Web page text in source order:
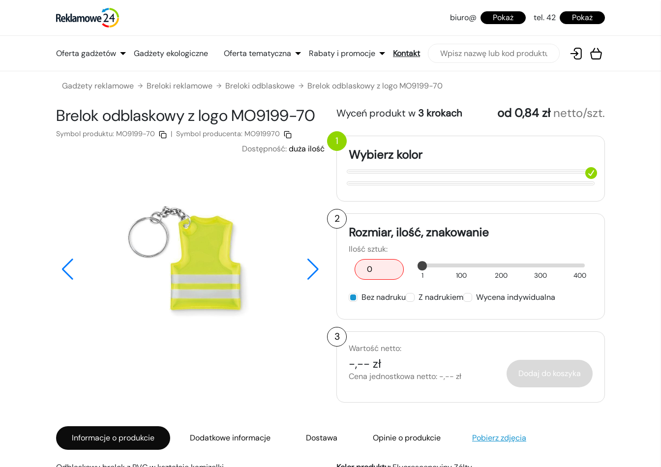
biuro@ Pokaż tel. 42 Pokaż
Oferta gadżetów Gadżety ekologiczne Oferta tematyczna Rabaty i promocje Kontakt
Gadżety reklamowe → Breloki reklamowe → Breloki odblaskowe → Brelok odblaskowy z logo MO9199-70
Brelok odblaskowyz logo MO9199-70
Symbol produktu: MO9199-70 | Symbol producenta: MO919970
Dostępność:duża ilość
Wyceń produkt w 3 krokach od 0,84 zł netto/szt.
1
Wybierz kolor
2
Rozmiar, ilość, znakowanie
Ilość sztuk:
1 100 200 300 400
Bez nadruku Z nadrukiem Wycena indywidualna
3
Wartość netto:
-,-- zł
Cena jednostkowa netto: -,-- zł Dodaj do koszyka
Informacje o produkcie Dodatkowe informacje Dostawa Opinie o produkcie Pobierz zdjęcia